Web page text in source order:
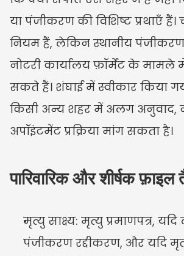
या पंजीकरण की विशिष्ट प्रथाएँ हैं।
नियम हैं, लेकिन स्थानीय
नोटरी कार्यालय फ़ॉर्मेट के मामले
सकते हैं। शंघाई में स्वीकार किया
किसी अन्य शहर में अलग अनुवाद,
अपॉइंटमेंट प्रक्रिया मांग सकता है।
पारिवारिक और शीर्षक फ़ाइल
मृत्यु साक्ष्य: मृत्यु प्रमाणपत्र,
पंजीकरण रद्दीकरण, और यदि